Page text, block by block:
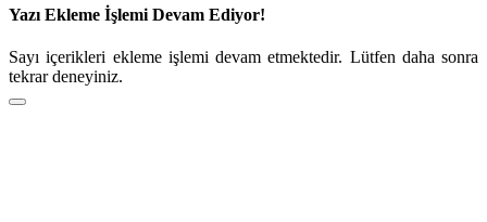
Yazı Ekleme İşlemi Devam Ediyor!
Sayı içerikleri ekleme işlemi devam etmektedir. Lütfen daha sonra
tekrar deneyiniz.